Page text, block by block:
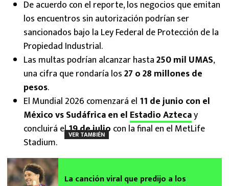
De acuerdo con el reporte, los negocios que emitan
los encuentros sin autorización podrían ser
sancionados bajo la Ley Federal de Protección de la
Propiedad Industrial.
Las multas podrían alcanzar hasta250 mil UMAS,
una cifra que rondaría los27 o 28 millones de
pesos.
El Mundial 2026 comenzará el 11 de junio con el
México vs Sudáfrica en el Estadio Aztecay
concluirá el19 de julio con la final en el MetLife
Stadium.
VER TAMBIÉN
La canción viral que predijo a los